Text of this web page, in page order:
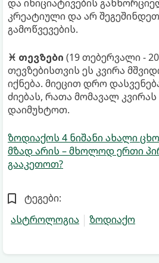
და ინიციატივების
კრეატიული და არ
გამოწვევების.
♓ თევზები (19 თებერვალი -
თევზებისთვის ეს კვირა
იქნება. მიეცით დრო
ძიებას, რათა მომავალ
დაიმუხტოთ.
ზოდიაქოს 4 ნიშანი ახალი
მზად არის – მხოლოდ ერთი
გააკეთოთ?
ტეგები:
ასტროლოგია
ზოდიაქო